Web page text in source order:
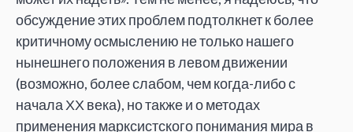
обсуждение этих проблем подтолкнет к более
критичному осмыслению не только нашего
нынешнего положения в левом движении
(возможно, более слабом, чем когда-либо с
начала ХХ века), но также и о методах
применения марксистского понимания мира в